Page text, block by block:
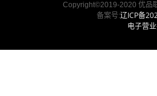
Copyright©2019-2020 优品
备案号:辽ICP备
电子营